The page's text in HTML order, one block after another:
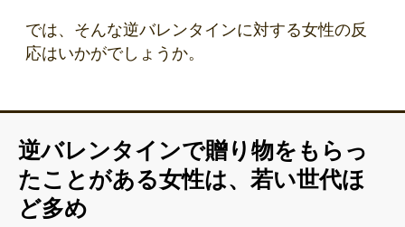
では、そんな逆バレンタインに対する女性の反
応はいかがでしょうか。
逆バレンタインで贈り物をもらっ
たことがある女性は、若い世代ほ
ど多め